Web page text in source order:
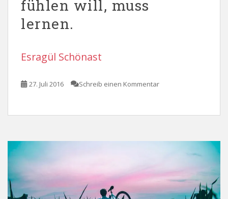
fühlen will, muss
lernen.
Esragül Schönast
27. Juli 2016 Schreib einen Kommentar